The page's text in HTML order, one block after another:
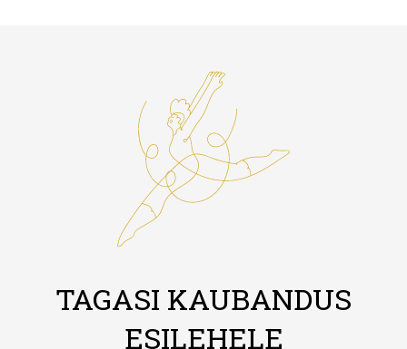
TAGASI KAUBANDUS
ESILEHELE